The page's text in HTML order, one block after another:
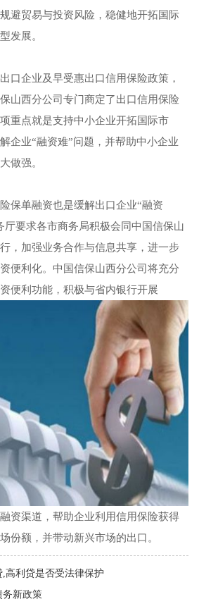
避贸易与投资风险，稳健地开拓国际
发展。
企业及早受惠出口信用保险政策，
山西分公司专门商定了出口信用保险
重点就是支持中小企业开拓国际市
企业“融资难”问题，并帮助中小企业
做强。
单融资也是缓解出口企业“融资
厅要求各市商务局积极会同中国信保山
，加强业务合作与信息共享，进一步
便利化。中国信保山西分公司将充分
便利功能，积极与省内银行开展
资渠道，帮助企业利用信用保险获得
份额，并带动新兴市场的出口。
高利贷是否受法律保护
务新政策